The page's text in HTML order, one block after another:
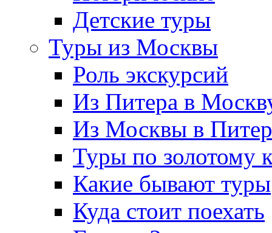
Детские туры
Туры из Москвы
Роль экскурсий
Из Питера в
Из Москвы в Питер
Туры по золотому
Какие бывают туры
Куда стоит поехать